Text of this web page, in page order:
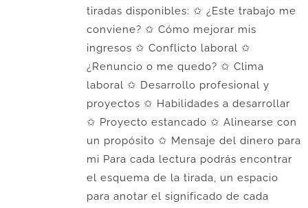
tiradas disponibles: ✩ ¿Este trabajo me
conviene? ✩ Cómo mejorar mis
ingresos ✩ Conflicto laboral ✩
¿Renuncio o me quedo? ✩ Clima
laboral ✩ Desarrollo profesional y
proyectos ✩ Habilidades a desarrollar
✩ Proyecto estancado ✩ Alinearse con
un propósito ✩ Mensaje del dinero para
mi Para cada lectura podrás encontrar
el esquema de la tirada, un espacio
para anotar el significado de cada